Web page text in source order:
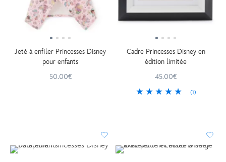
Jeté à enfiler Princesses Disney
pour enfants
50.00€
Cadre Princesses Disney en
édition limitée
45.00€
(1)